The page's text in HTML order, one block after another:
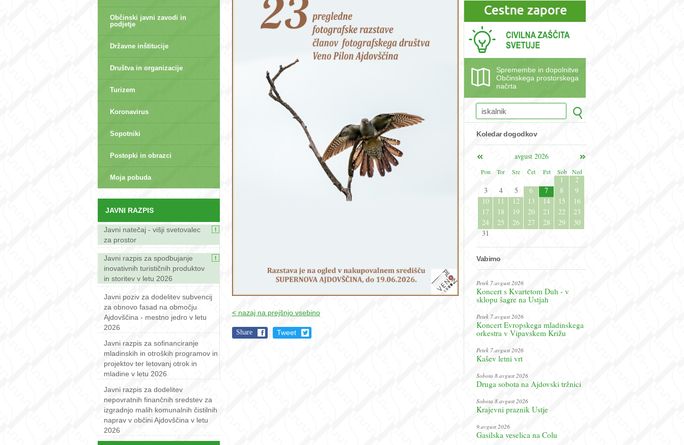
Občinski javni zavodi in
podjetje
Državne inštitucije
Društva in organizacije
Turizem
Koronavirus
Sopotniki
Postopki in obrazci
Moja pobuda
JAVNI RAZPIS
Javni natečaj - višji svetovalec
za prostor
Javni razpis za spodbujanje
inovativnih turističnih produktov
in storitev v letu 2026
Javni poziv za dodelitev subvencij
za obnovo fasad na območju
Ajdovščina - mestno jedro v letu
2026
Javni razpis za sofinanciranje
mladinskih in otroških programov in
projektov ter letovanj otrok in
mladine v letu 2026
Javni razpis za dodelitev
nepovratnih finančnih sredstev za
izgradnjo malih komunalnih čistilnih
naprav v občini Ajdovščina v letu
2026
< nazaj na prejšnjo vsebino
Share Tweet
Spremembe in dopolnitve
Občinskega prostorskega
načrta
Koledar dogodkov
avgust 2026
Pon
Tor Sre Čet Pet Sob Ned
1
2
3
4 5 6 7 8
9
10
11 12 13 14 15
16
17
18 19 20 21 22
23
24
25 26 27 28 29
30
31
Vabimo
Petek 7.avgust 2026
Koncert s Kvartetom Duh - v
sklopu šagre na Ustjah
Petek 7.avgust 2026
Koncert Evropskega mladinskega
orkestra v Vipavskem Križu
Petek 7.avgust 2026
Kašev letni vrt
Sobota 8.avgust 2026
Druga sobota na Ajdovski tržnici
Sobota 8.avgust 2026
Krajevni praznik Ustje
9.avgust 2026
Gasilska veselica na Colu